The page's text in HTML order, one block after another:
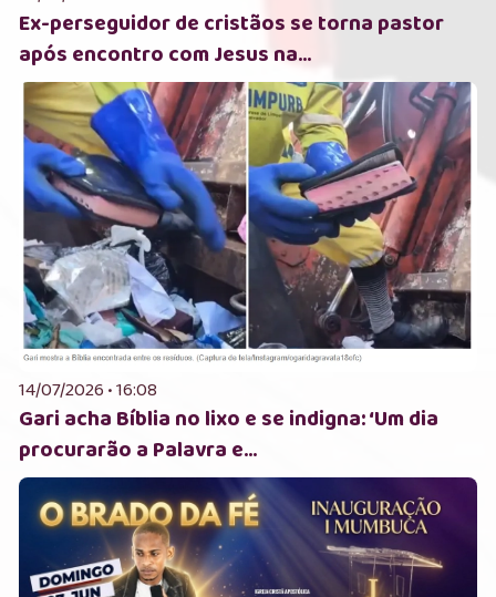
Ex-perseguidor de cristãos se torna pastor
após encontro com Jesus na...
14/07/2026 • 16:08
Gari acha Bíblia no lixo e se indigna: ‘Um dia
procurarão a Palavra e...